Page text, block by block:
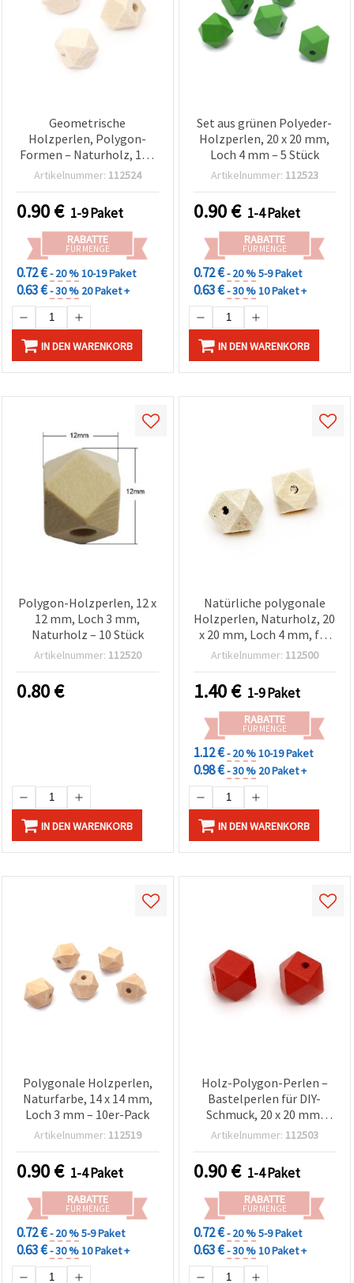
Geometrische
Holzperlen, Polygon-
Formen – Naturholz, 10 x
10 mm, Loch 3 mm, 10er-
Artikelnummer: 112524
0.90€ 1-9 Paket
RABATTE
FÜR MENGE
0.72 €- 20 %10-19 Paket
0.63 €- 30 % 20 Paket +
IN DEN WARENKORB
Set aus grünen Polyeder-
Holzperlen, 20 x 20 mm,
Loch 4 mm – 5 Stück
Artikelnummer: 112523
0.90€ 1-4 Paket
RABATTE
FÜR MENGE
0.72 €- 20 %5-9 Paket
0.63 €- 30 %10 Paket +
IN DEN WARENKORB
Polygon-Holzperlen, 12 x
12 mm, Loch 3 mm,
Naturholz – 10 Stück
Artikelnummer: 112520
0.80€
IN DEN WARENKORB
Natürliche polygonale
Holzperlen, Naturholz, 20
x 20 mm, Loch 4 mm, für
Schmuck, Makramee &
Artikelnummer: 112500
1.40€ 1-9 Paket
RABATTE
FÜR MENGE
1.12 €- 20 %10-19 Paket
0.98 €- 30 % 20 Paket +
IN DEN WARENKORB
Polygonale Holzperlen,
Naturfarbe, 14 x 14 mm,
Loch 3 mm – 10er-Pack
Artikelnummer: 112519
0.90€ 1-4 Paket
RABATTE
FÜR MENGE
0.72 €- 20 %5-9 Paket
0.63 €- 30 %10 Paket +
Holz-Polygon-Perlen –
Bastelperlen für DIY-
Schmuck, 20 x 20 mm,
Loch 4 mm, Rot, 5 Stück
Artikelnummer: 112503
0.90€ 1-4 Paket
RABATTE
FÜR MENGE
0.72 €- 20 %5-9 Paket
0.63 €- 30 %10 Paket +